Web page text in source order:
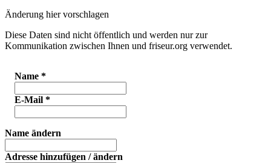
Änderung hier vorschlagen
Diese Daten sind nicht öffentlich und werden nur zur
Kommunikation zwischen Ihnen und friseur.org verwendet.
Name *
E-Mail *
Name ändern
Adresse hinzufügen / ändern